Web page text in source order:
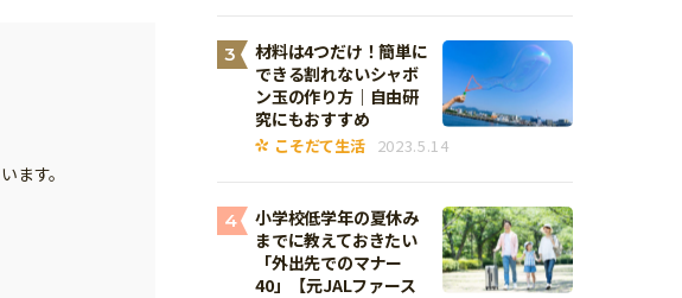
ます。
3
材料は4つだけ！簡単に
できる割れないシャボ
ン玉の作り方｜自由研
究にもおすすめ
こそだて生活 2023.5.14
4
小学校低学年の夏休み
までに教えておきたい
「外出先でのマナー
40」【元JALファース